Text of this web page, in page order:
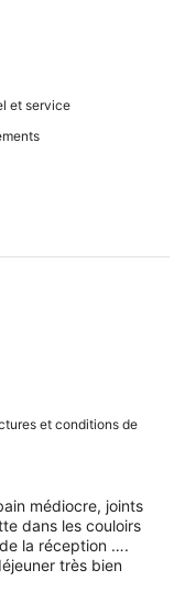
et service
et conditions de
médiocre, joints
dans les couloirs
la réception ….
très bien